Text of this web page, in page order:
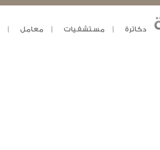
دكاترة مستشفيات معامل